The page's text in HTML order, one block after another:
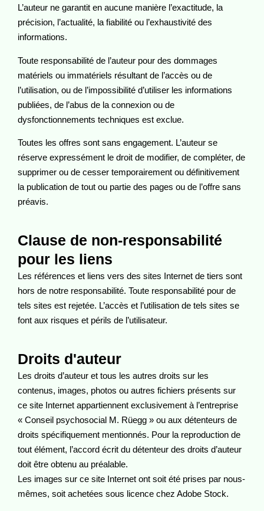
L’auteur ne garantit en aucune manière l’exactitude, la
précision, l’actualité, la fiabilité ou l’exhaustivité des
informations.
Toute responsabilité de l’auteur pour des dommages
matériels ou immatériels résultant de l’accès ou de
l’utilisation, ou de l’impossibilité d’utiliser les informations
publiées, de l’abus de la connexion ou de
dysfonctionnements techniques est exclue.
Toutes les offres sont sans engagement. L’auteur se
réserve expressément le droit de modifier, de compléter, de
supprimer ou de cesser temporairement ou définitivement
la publication de tout ou partie des pages ou de l’offre sans
préavis.
Clause de non-responsabilité
pour les liens
Les références et liens vers des sites Internet de tiers sont
hors de notre responsabilité. Toute responsabilité pour de
tels sites est rejetée. L’accès et l’utilisation de tels sites se
font aux risques et périls de l’utilisateur.
Droits d'auteur
Les droits d’auteur et tous les autres droits sur les
contenus, images, photos ou autres fichiers présents sur
ce site Internet appartiennent exclusivement à l’entreprise
« Conseil psychosocial M. Rüegg » ou aux détenteurs de
droits spécifiquement mentionnés. Pour la reproduction de
tout élément, l’accord écrit du détenteur des droits d’auteur
doit être obtenu au préalable.
Les images sur ce site Internet ont soit été prises par nous-
mêmes, soit achetées sous licence chez Adobe Stock.